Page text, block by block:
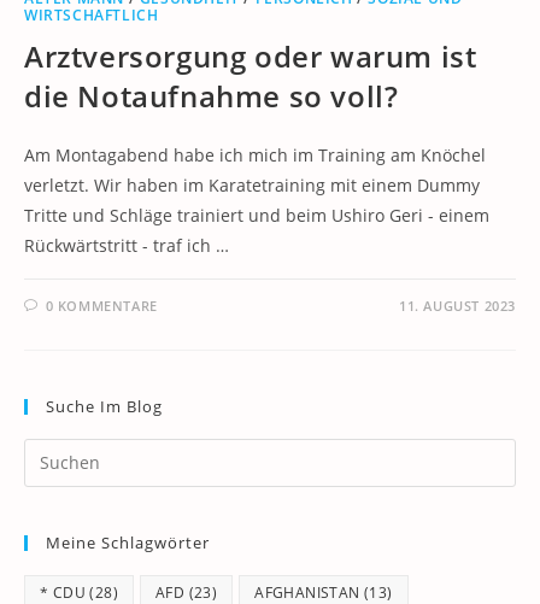
WIRTSCHAFTLICH
Arztversorgung oder warum ist
die Notaufnahme so voll?
Am Montagabend habe ich mich im Training am Knöchel
verletzt. Wir haben im Karatetraining mit einem Dummy
Tritte und Schläge trainiert und beim Ushiro Geri - einem
Rückwärtstritt - traf ich …
0 KOMMENTARE 11. AUGUST 2023
Suche Im Blog
Meine Schlagwörter
* CDU (28) AFD (23) AFGHANISTAN (13)